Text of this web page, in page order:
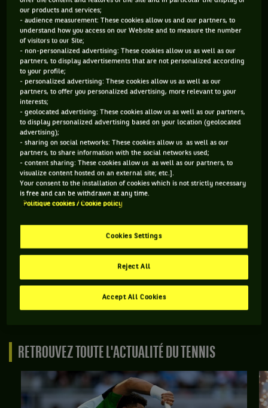
ATP DUR
Autre épreuve historique des calendriers ATP et WTA, l'Open
du Canada a la particularité de se jouer alternativement,
année après année, dans deux villes, Montréal et Toronto,
avec une ville différente pour les hommes et pour les
femmes. La surface est le dur et la date est
traditionnellement fin août, en préparation de l'US Open.
Chez les femmes, Chris Evert et Monica Seles y détiennent le
record de victoires en simple dans l'ère open avec quatre
succès. Chez les messieurs, c'est Ivan Lendl qui s'y est
imposé le plus souvent (six fois). Entre 2004 et 2020, seuls les
membres du "Big Four" (Nadal, Federer, Djokovic, Murray)
l'exception de l'Allemand Alexander Zverev en 2017 et de Jo-
Wilfried Tsonga en 2014. A Toronto, pour décrocher le titre,
"Jo" avait battu consécutivement quatre "top 10", Novak
Djokovic, Andy Murray, Grigor Dimitrov et Roger Federer en
finale. En 2023, Jannik Sinner s'est imposé à Toronto face à
l'Australien Alex de Minaur, remportant par la même
occasion le premier Masters 1000 d'une longue série...
RETROUVEZ TOUTE L'ACTUALITÉ DU TENNIS
our products and services;
- audience measurement: These cookies allow us and our partners, to
understand how you access on our Website and to measure the number
of visitors to our Site;
- non-personalized advertising: These cookies allow us as well as our
partners, to display advertisements that are not personalized according
to your profile;
- personalized advertising: These cookies allow us as well as our
partners, to offer you personalized advertising, more relevant to your
interests;
- geolocated advertising: These cookies allow us as well as our partners,
to display personalized advertising based on your location (geolocated
advertising);
- sharing on social networks: These cookies allow us as well as our
partners, to share information with the social networks used;
- content sharing: These cookies allow us as well as our partners, to
visualize content hosted on an external site; etc.].
Your consent to the installation of cookies which is not strictly necessary
is free and can be withdrawn at any time.
Politique cookies / Cookie policy
Cookies Settings
Reject All
Accept All Cookies